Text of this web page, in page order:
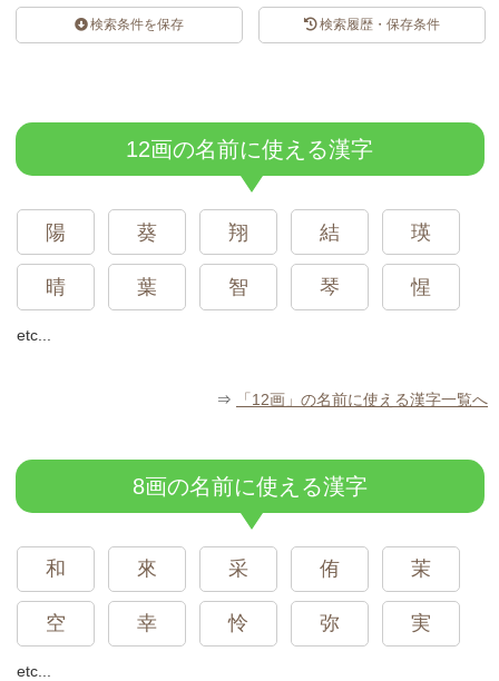
検索条件を保存 検索履歴・保存条件
12画の名前に使える漢字
陽 葵 翔 結 瑛
晴 葉 智 琴 惺
etc...
⇒ 「12画」の名前に使える漢字一覧へ
8画の名前に使える漢字
和 來 采 侑 茉
空 幸 怜 弥 実
etc...